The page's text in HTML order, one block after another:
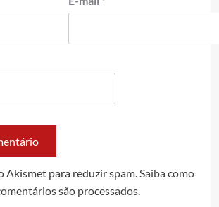
Akismet para reduzir spam.Saiba como
são processados.